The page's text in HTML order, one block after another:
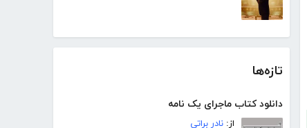
تازه‌ها
دانلود کتاب ماجرای یک نامه
از: نادر براتی